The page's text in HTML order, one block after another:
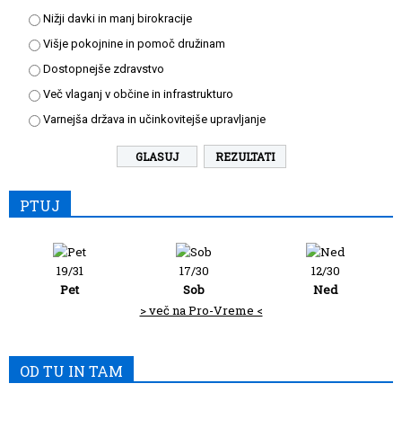
Nižji davki in manj birokracije
Višje pokojnine in pomoč družinam
Dostopnejše zdravstvo
Več vlaganj v občine in infrastrukturo
Varnejša država in učinkovitejše upravljanje
REZULTATI
PTUJ
19/31
Pet
17/30
Sob
12/30
Ned
> več na Pro-Vreme <
OD TU IN TAM